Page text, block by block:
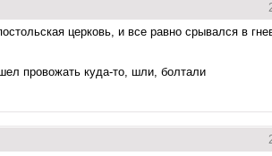
церковь, и все равно срывался в
провожать куда-то, шли, болтали